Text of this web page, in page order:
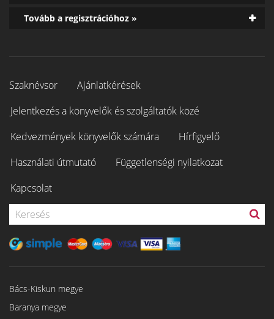
Tovább a regisztrációhoz »
Szaknévsor
Ajánlatkérések
Jelentkezés a könyvelők és szolgáltatók közé
Kedvezmények könyvelők számára
Hírfigyelő
Használati útmutató
Függetlenségi nyilatkozat
Kapcsolat
Bács-Kiskun megye
Baranya megye